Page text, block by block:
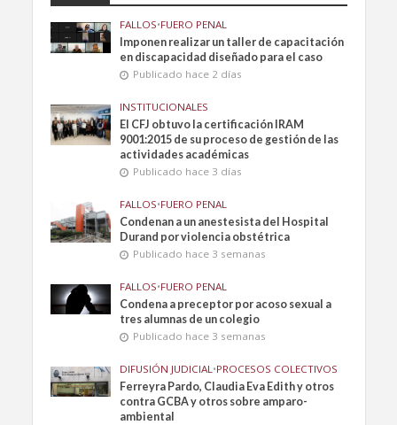
FALLOS•FUERO PENAL
Imponen realizar un taller de capacitación
en discapacidad diseñado para el caso
Publicado hace 2 días
INSTITUCIONALES
El CFJ obtuvo la certificación IRAM
9001:2015 de su proceso de gestión de las
actividades académicas
Publicado hace 3 días
FALLOS•FUERO PENAL
Condenan a un anestesista del Hospital
Durand por violencia obstétrica
Publicado hace 3 semanas
FALLOS•FUERO PENAL
Condena a preceptor por acoso sexual a
tres alumnas de un colegio
Publicado hace 3 semanas
DIFUSIÓN JUDICIAL•PROCESOS COLECTIVOS
Ferreyra Pardo, Claudia Eva Edith y otros
contra GCBA y otros sobre amparo-
ambiental